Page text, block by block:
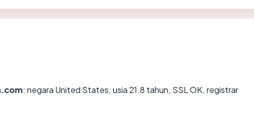
: negara United States, usia 21.8 tahun, SSL OK, registrar